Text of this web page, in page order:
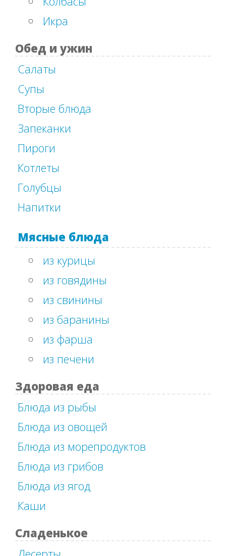
Икра
Обед и ужин
Салаты
Супы
Вторые блюда
Запеканки
Пироги
Котлеты
Голубцы
Напитки
Мясные блюда
из курицы
из говядины
из свинины
из баранины
из фарша
из печени
Здоровая еда
Блюда из рыбы
Блюда из овощей
Блюда из морепродуктов
Блюда из грибов
Блюда из ягод
Каши
Сладенькое